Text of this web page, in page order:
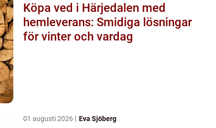
Köpa ved i Härjedalen med
hemleverans: Smidiga lösningar
för vinter och vardag
01 augusti 2026 Eva Sjöberg